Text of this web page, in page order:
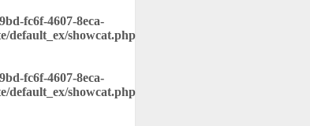
fc6f-4607-8eca-
default_ex/showcat.php
fc6f-4607-8eca-
default_ex/showcat.php